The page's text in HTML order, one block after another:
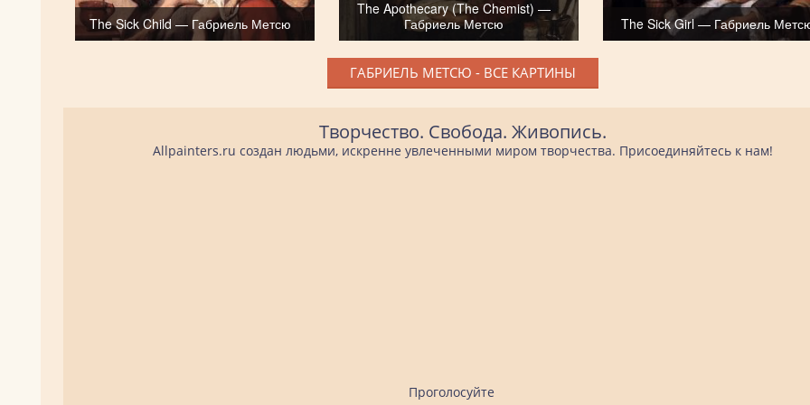
The Sick Child — Габриель Метсю
The Apothecary (The Chemist) —
Габриель Метсю
The Sick Girl — Габриель
ГАБРИЕЛЬ МЕТСЮ - ВСЕ КАРТИНЫ
Творчество. Свобода. Живопись.
Allpainters.ru создан людьми, искренне увлеченными миром творчества. Присоединяйтесь к нам!
Проголосуйте